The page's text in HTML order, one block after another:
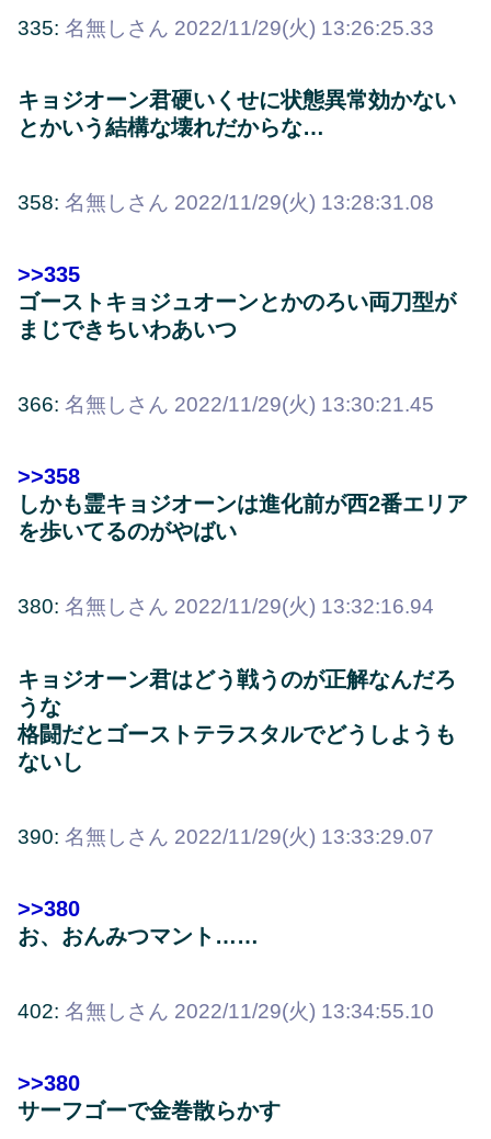
335: 名無しさん 2022/11/29(火) 13:26:25.33
キョジオーン君硬いくせに状態異常効かない
とかいう結構な壊れだからな…
358: 名無しさん 2022/11/29(火) 13:28:31.08
>>335
ゴーストキョジュオーンとかのろい両刀型が
まじできちいわあいつ
366: 名無しさん 2022/11/29(火) 13:30:21.45
>>358
しかも霊キョジオーンは進化前が西2番エリア
を歩いてるのがやばい
380: 名無しさん 2022/11/29(火) 13:32:16.94
キョジオーン君はどう戦うのが正解なんだろ
うな
格闘だとゴーストテラスタルでどうしようも
ないし
390: 名無しさん 2022/11/29(火) 13:33:29.07
>>380
お、おんみつマント……
402: 名無しさん 2022/11/29(火) 13:34:55.10
>>380
サーフゴーで金巻散らかす